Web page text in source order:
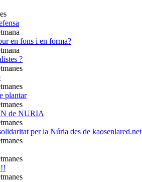
en fons i en forma?
?
plantar
de NURIA
per la Núria des de kaosenlared.net